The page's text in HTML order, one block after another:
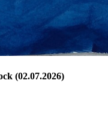
(02.07.2026)